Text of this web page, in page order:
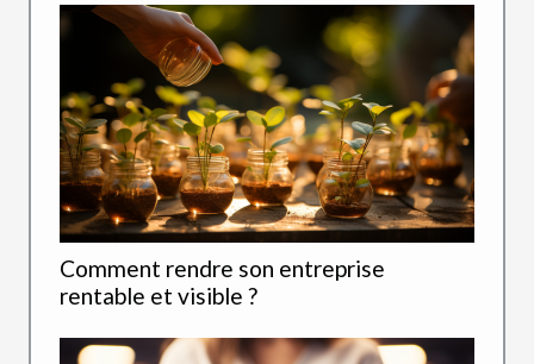
Comment rendre son entreprise
rentable et visible ?